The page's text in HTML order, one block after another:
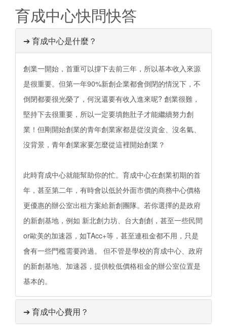
育成中心快問快答
➔ 育成中心是什麼？
創業一開始，首重可以撐下去前三年，所以基本收入來源
是很重要。但第一年90%新創企業都會倒閉的情況下，不
倒閉都要很光榮了，何況還要有收入進來呢? 創業很難，
堅持下去很重要，所以一定要填飽肚子才能繼續努力創
業！但剛開始創業的青年創業家都是從沒資金、沒名氣、
沒背景，青年創業家要怎麼從這裡開始創業？
此時育成中心就能幫助你的忙。育成中心在創業初期的首
年，甚至第二年，有時會以低於外面市價的商務中心價格
更優惠的辦公室出租方案給新創團隊。若你選擇的是政府
的新創基地，例如 新北創力坊、台大創創，甚至一些民間
or歐美的加速器，如TAcc+等，甚至連租金都不用，只是
會有一些門檻需要跨過。 但不管是學校的育成中心、政府
的新創基地、加速器，提供較低價格租金的辦公室位置是
基本的。
➔ 育成中心費用？